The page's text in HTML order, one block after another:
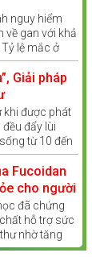
khảo và
sĩ hoặc
chẩn đoán
bất kỳ dấu
ngay với
kịp thời.
nguy hiểm
về gan với khả
lệ mắc ở
so với các
Vậy ung thư
Giải pháp
khi được phát
đẩy lùi
từ 10 đến
Fucoidan
cho người
đã chứng
hỗ trợ sức
nhờ tăng
oxy hóa.